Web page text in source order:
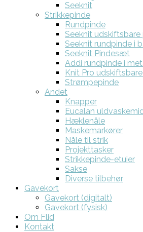
Seeknit
Strikkepinde
Rundpinde
Seeknit udskiftsbare
Seeknit rundpinde i
Seeknit Pindesæt
Addi rundpinde i
Knit Pro
Strømpepinde
Andet
Knapper
Eucalan
Hæklenåle
Maskemarkører
Nåle til strik
Projekttasker
Strikkepinde-etuier
Sakse
Diverse tilbehør
Gavekort
Gavekort (digitalt)
Gavekort (fysisk)
Om Flid
Kontakt